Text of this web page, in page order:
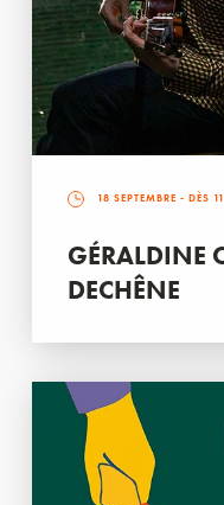
18 SEPTEMBRE - DÈS
GÉRALDINE
DECHÊNE